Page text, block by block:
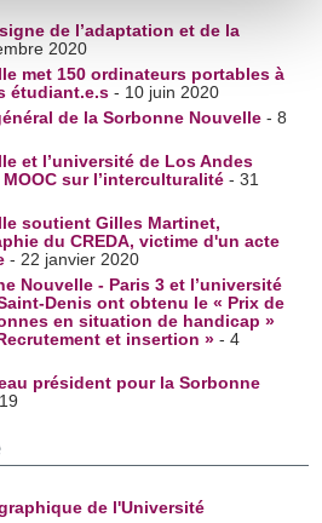
le traitement de vos données
préférences, reportez-vous à la
pouvez modifier ou retirer votre
à partir de la déclaration sur
de personnaliser le contenu
des fonctionnalités relatives aux
notre trafic. Nous
informations sur l'utilisation de
de médias sociaux, de
peuvent combiner celles-ci avec
vous leur avez fournies ou qu'ils
utilisation de leurs services.
de l’adaptation et de la
2020
met 150 ordinateurs portables à
étudiant.e.s- 10 juin 2020
de la Sorbonne Nouvelle- 8
et l’université de Los Andes
sur l’interculturalité- 31
soutient Gilles Martinet,
du CREDA, victime d'un acte
- 22 janvier 2020
Nouvelle - Paris 3 et l’université
Denis ont obtenu le « Prix de
en situation de handicap »
et insertion »- 4
président pour la Sorbonne
de l'Université